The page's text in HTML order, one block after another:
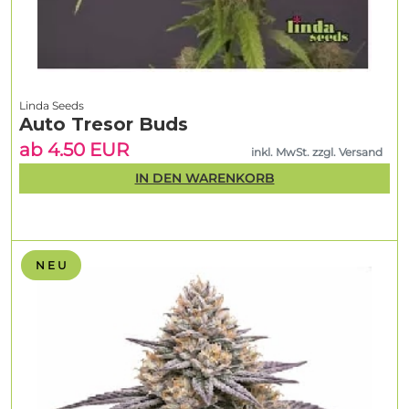
N E U
Linda Seeds
Auto Tresor Buds
ab 4.50 EUR
inkl. MwSt. zzgl. Versand
IN DEN WARENKORB